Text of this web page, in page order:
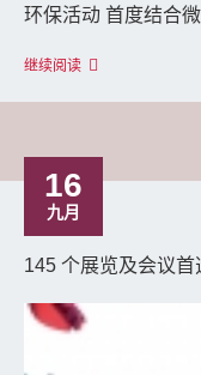
环保活动 首度结合
继续阅读
16
九月
145 个展览及会议首